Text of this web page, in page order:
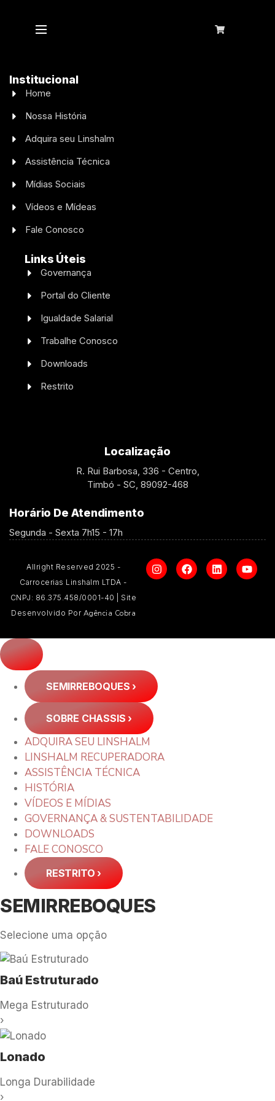
Institucional
Home
Nossa História
Adquira seu Linshalm
Assistência Técnica
Mídias Sociais
Vídeos e Mídeas
Fale Conosco
Links Úteis
Governança
Portal do Cliente
Igualdade Salarial
Trabalhe Conosco
Downloads
Restrito
Localização
R. Rui Barbosa, 336 - Centro,
Timbó - SC, 89092-468
Horário De Atendimento
Segunda - Sexta 7h15 - 17h
Allright Reserved 2025 -
Carrocerias Linshalm LTDA -
CNPJ: 86.375.458/0001-40 | Site
Desenvolvido Por Agência Cobra
SEMIRREBOQUES ›
SOBRE CHASSIS ›
ADQUIRA SEU LINSHALM
LINSHALM RECUPERADORA
ASSISTÊNCIA TÉCNICA
HISTÓRIA
VÍDEOS E MÍDIAS
GOVERNANÇA & SUSTENTABILIDADE
DOWNLOADS
FALE CONOSCO
RESTRITO ›
SEMIRREBOQUES
Selecione uma opção
Baú Estruturado
Mega Estruturado
›
Lonado
Longa Durabilidade
›